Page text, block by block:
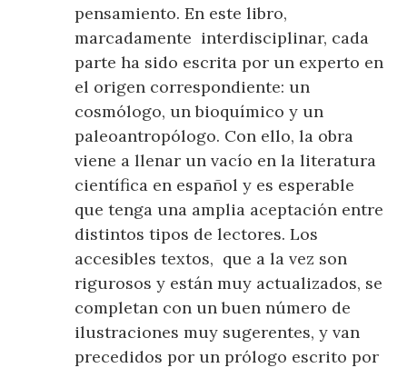
pensamiento. En este libro,
marcadamente interdisciplinar, cada
parte ha sido escrita por un experto en
el origen correspondiente: un
cosmólogo, un bioquímico y un
paleoantropólogo. Con ello, la obra
viene a llenar un vacío en la literatura
científica en español y es esperable
que tenga una amplia aceptación entre
distintos tipos de lectores. Los
accesibles textos, que a la vez son
rigurosos y están muy actualizados, se
completan con un buen número de
ilustraciones muy sugerentes, y van
precedidos por un prólogo escrito por